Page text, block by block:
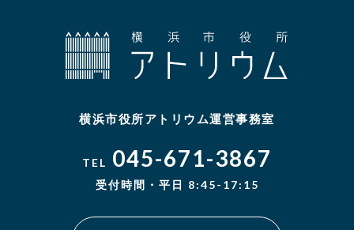
横浜市役所アトリウム運営事務室
TEL 045-671-3867
受付時間・平日 8:45-17:15